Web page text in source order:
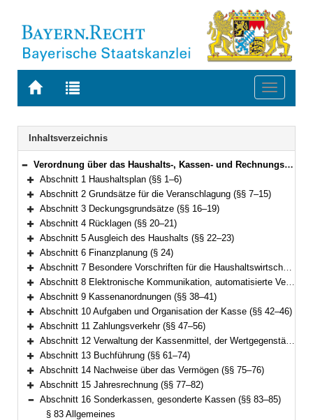
Zur
BAYERN.RECHT
Zur
letzten
Suche
Toggle
Navigation
Inhaltsverzeichnis
Bereich reduzieren
Verordnung über das Haushalts-, Kassen- und Rechnungswesen der Gemeinden, der Landkreise und der Bezirke nach den Grundsätzen der Kameralistik (Kommunalhaushaltsverordnung – Kameralistik – KommHV-Kameralistik) Vom 3. Dezember 1976 (BayRS Nr. II S. 443) BayRS 2023-1-I (§§ 1–89)
Bereich erweitern
Abschnitt 1 Haushaltsplan (§§ 1–6)
Bereich erweitern
Abschnitt 2 Grundsätze für die Veranschlagung (§§ 7–15)
Bereich erweitern
Abschnitt 3 Deckungsgrundsätze (§§ 16–19)
Bereich erweitern
Abschnitt 4 Rücklagen (§§ 20–21)
Bereich erweitern
Abschnitt 5 Ausgleich des Haushalts (§§ 22–23)
Bereich erweitern
Abschnitt 6 Finanzplanung (§ 24)
Bereich erweitern
Abschnitt 7 Besondere Vorschriften für die Haushaltswirtschaft (§§ 25–36)
Bereich erweitern
Abschnitt 8 Elektronische Kommunikation, automatisierte Verfahren (§ 37)
Bereich erweitern
Abschnitt 9 Kassenanordnungen (§§ 38–41)
Bereich erweitern
Abschnitt 10 Aufgaben und Organisation der Kasse (§§ 42–46)
Bereich erweitern
Abschnitt 11 Zahlungsverkehr (§§ 47–56)
Bereich erweitern
Abschnitt 12 Verwaltung der Kassenmittel, der Wertgegenstände und anderer Gegenstände (§§ 57–60)
Bereich erweitern
Abschnitt 13 Buchführung (§§ 61–74)
Bereich erweitern
Abschnitt 14 Nachweise über das Vermögen (§§ 75–76)
Bereich erweitern
Abschnitt 15 Jahresrechnung (§§ 77–82)
Bereich reduzieren
Abschnitt 16 Sonderkassen, gesonderte Kassen (§§ 83–85)
§ 83 Allgemeines